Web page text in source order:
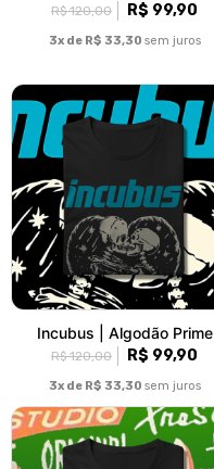
R$ 120,00 R$ 99,90
3x de R$ 33,30 sem juros
Incubus | Algodão Prime
R$ 120,00 R$ 99,90
3x de R$ 33,30 sem juros